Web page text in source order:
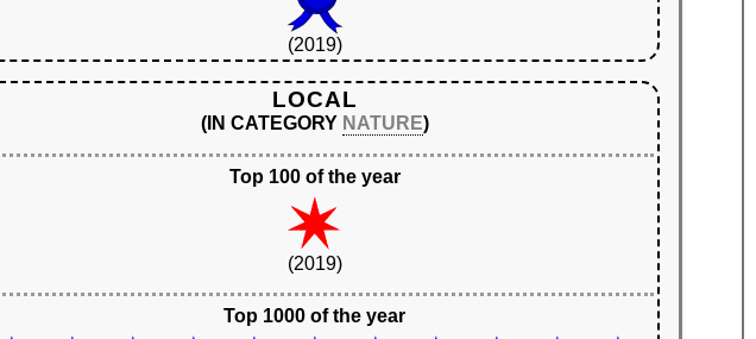
(2019)
LOCAL
(IN CATEGORY NATURE)
Top 100 of the year
(2019)
Top 1000 of the year